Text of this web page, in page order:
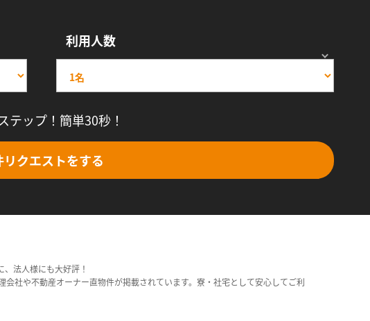
利用人数
テップ！簡単30秒！
リクエストをする
法人様にも大好評！
社や不動産オーナー直物件が掲載されています。寮・社宅として安心してご利